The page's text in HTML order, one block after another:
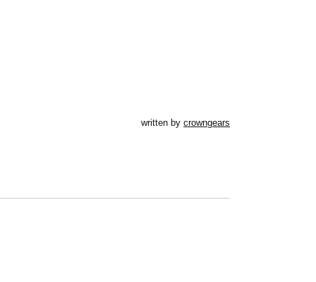
written by crowngears